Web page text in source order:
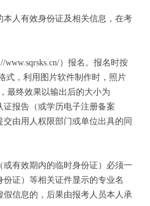
本人有效身份证及相关信息，在考
）报名。报名时按
式，利用图片软件制作时，照片
最终效果以输出后的大小为
报告（或学历电子注册备案
由用人权限部门或单位出具的同
有效期内的临时身份证）必须一
证）等相关证件显示的专业名
信息的，后果由报考人员本人承